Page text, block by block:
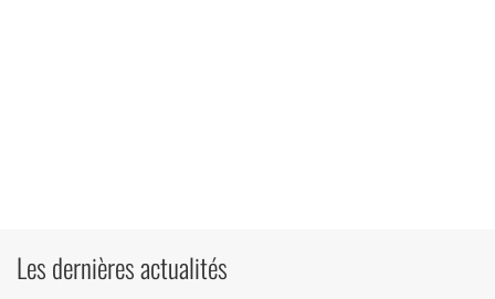
Les dernières actualités